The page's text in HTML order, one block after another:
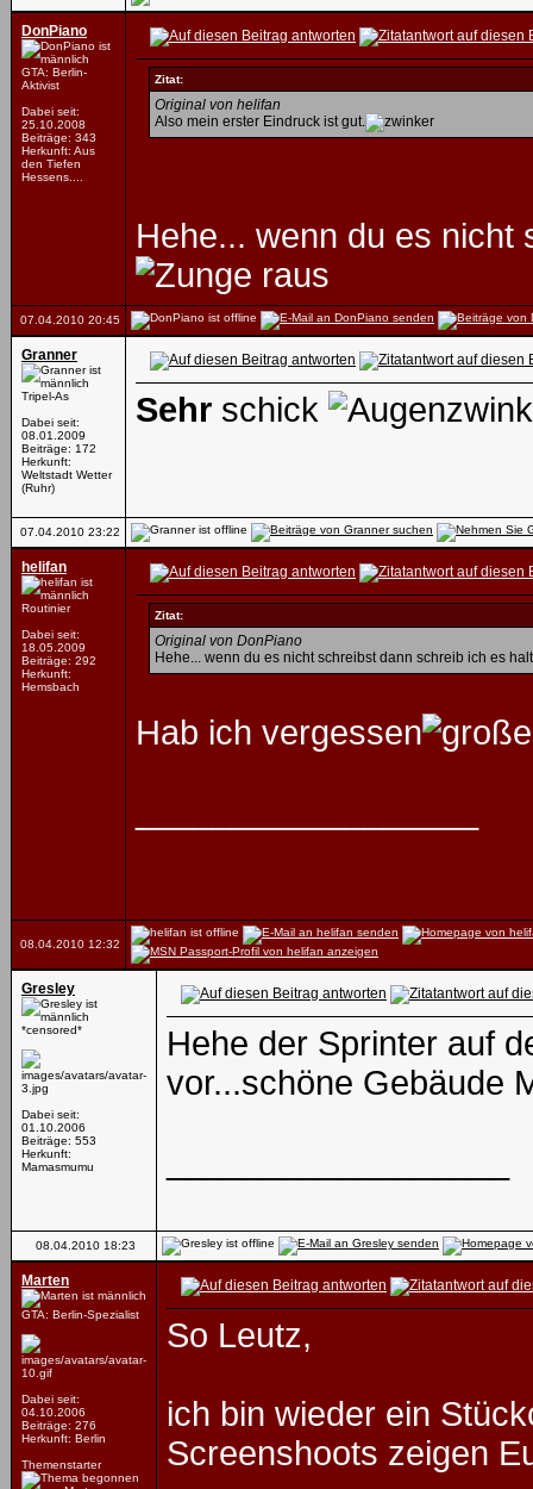
DonPiano
GTA: Berlin-
Aktivist
Dabei seit:
25.10.2008
Beiträge: 343
Herkunft: Aus
den Tiefen
Hessens....
Zitat:
Original von helifan
Also mein erster Eindruck ist gut.
Hehe... wenn du es nicht
07.04.2010 20:45
Granner
Tripel-As
Dabei seit:
08.01.2009
Beiträge: 172
Herkunft:
Weltstadt Wetter
(Ruhr)
Sehr schick
07.04.2010 23:22
helifan
Routinier
Dabei seit:
18.05.2009
Beiträge: 292
Herkunft:
Hemsbach
Zitat:
Original von DonPiano
Hehe... wenn du es nicht schreibst dann schreib ich es
Hab ich vergessen
08.04.2010 12:32
Gresley
*censored*
Dabei seit:
01.10.2006
Beiträge: 553
Herkunft:
Mamasmumu
Hehe der Sprinter auf
vor...schöne Gebäude
08.04.2010 18:23
Marten
GTA: Berlin-Spezialist
Dabei seit:
04.10.2006
Beiträge: 276
Herkunft: Berlin
Themenstarter
So Leutz,
ich bin wieder ein
Screenshoots zeigen